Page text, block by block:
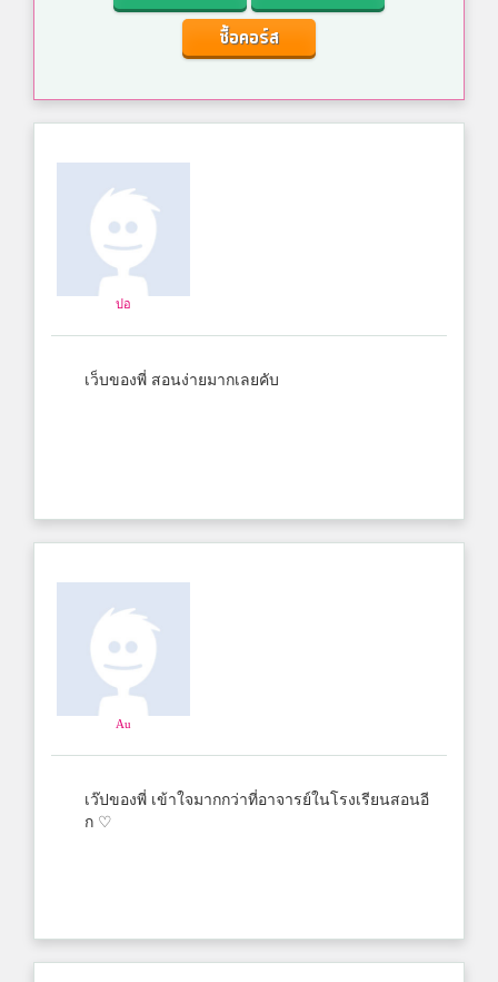
ซื้อคอร์ส
ปอ
เว็บของพี่ สอนง่ายมากเลยคับ
Au
เว๊ปของพี่ เข้าใจมากกว่าที่อาจารย์ในโรงเรียนสอนอี
ก ♡